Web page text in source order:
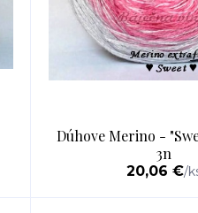
Dúhove Merino -
3n
20,06 €/